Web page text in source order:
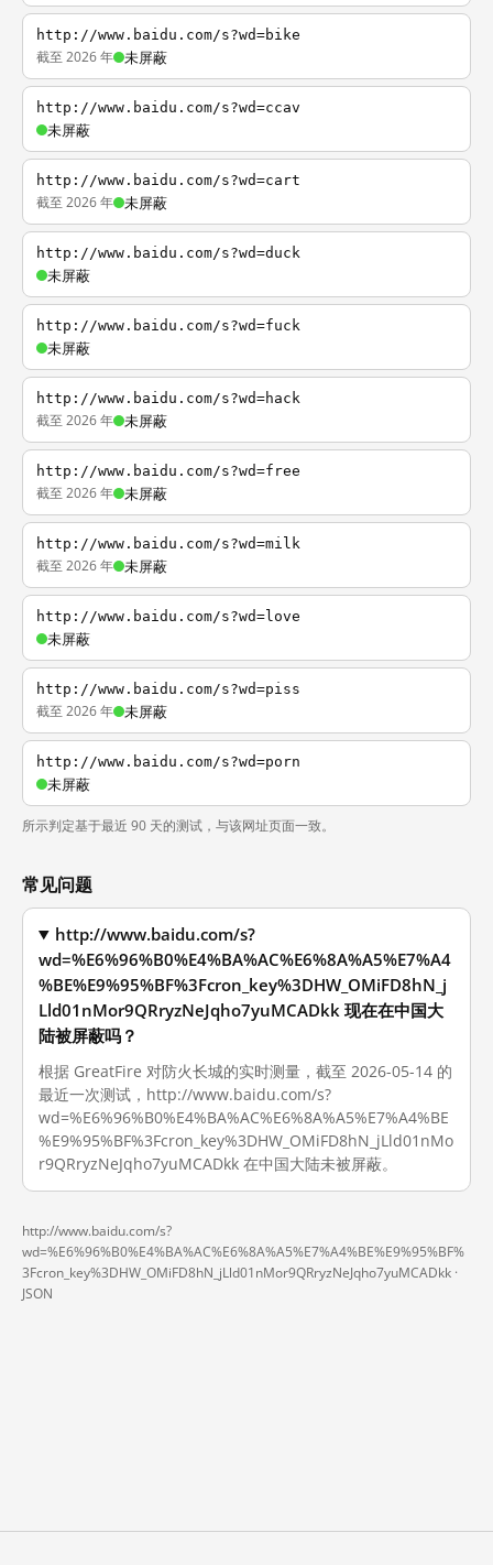
http://www.baidu.com/s?wd=bike
截至 2026 年 未屏蔽
http://www.baidu.com/s?wd=ccav
未屏蔽
http://www.baidu.com/s?wd=cart
截至 2026 年 未屏蔽
http://www.baidu.com/s?wd=duck
未屏蔽
http://www.baidu.com/s?wd=fuck
未屏蔽
http://www.baidu.com/s?wd=hack
截至 2026 年 未屏蔽
http://www.baidu.com/s?wd=free
截至 2026 年 未屏蔽
http://www.baidu.com/s?wd=milk
截至 2026 年 未屏蔽
http://www.baidu.com/s?wd=love
未屏蔽
http://www.baidu.com/s?wd=piss
截至 2026 年 未屏蔽
http://www.baidu.com/s?wd=porn
未屏蔽
所示判定基于最近 90 天的测试，与该网址页面一致。
常见问题
http://www.baidu.com/s?
wd=%E6%96%B0%E4%BA%AC%E6%8A%A5%E7%A4
%BE%E9%95%BF%3Fcron_key%3DHW_OMiFD8hN_j
Lld01nMor9QRryzNeJqho7yuMCADkk 现在在中国大
陆被屏蔽吗？
根据 GreatFire 对防火长城的实时测量，截至 2026-05-14 的
最近一次测试，http://www.baidu.com/s?
wd=%E6%96%B0%E4%BA%AC%E6%8A%A5%E7%A4%BE
%E9%95%BF%3Fcron_key%3DHW_OMiFD8hN_jLld01nMo
r9QRryzNeJqho7yuMCADkk 在中国大陆未被屏蔽。
http://www.baidu.com/s?
wd=%E6%96%B0%E4%BA%AC%E6%8A%A5%E7%A4%BE%E9%95%BF%
3Fcron_key%3DHW_OMiFD8hN_jLld01nMor9QRryzNeJqho7yuMCADkk ·
JSON